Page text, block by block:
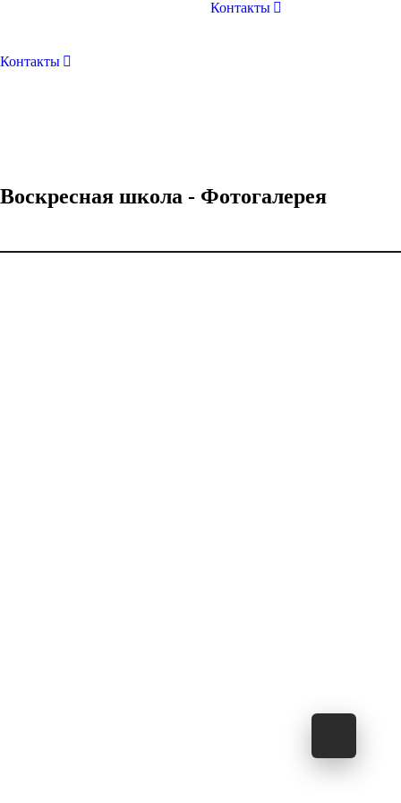
Контакты
Контакты
Воскресная школа - Фотогалерея